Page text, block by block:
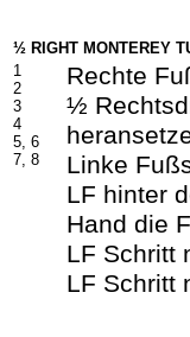
½ RIGHT MONTEREY
1
2
3
4
5, 6
7, 8
Rechte
½
Linke
LF hinter
Hand die
LF Schritt
LF Schritt